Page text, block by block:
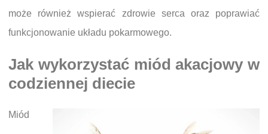
może również wspierać zdrowie serca oraz poprawiać
funkcjonowanie układu pokarmowego.
Jak wykorzystać miód akacjowy w
codziennej diecie
Miód